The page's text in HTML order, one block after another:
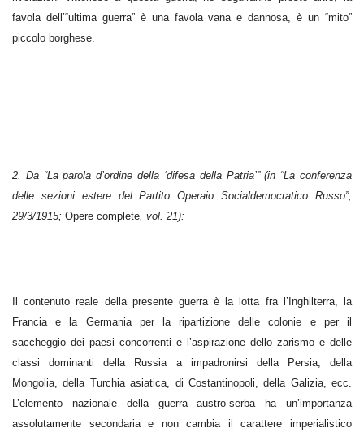
favola dell’“ultima guerra” è una favola vana e dannosa, è un “mito”
piccolo borghese.
2. Da “La parola d’ordine della ‘difesa della Patria’” (in “La conferenza
delle sezioni estere del Partito Operaio Socialdemocratico Russo”,
29/3/1915; Opere complete, vol. 21):
Il contenuto reale della presente guerra è la lotta fra l’Inghilterra, la
Francia e la Germania per la ripartizione delle colonie e per il
saccheggio dei paesi concorrenti e l’aspirazione dello zarismo e delle
classi dominanti della Russia a impadronirsi della Persia, della
Mongolia, della Turchia asiatica, di Costantinopoli, della Galizia, ecc.
L’elemento nazionale della guerra austro-serba ha un’importanza
assolutamente secondaria e non cambia il carattere imperialistico